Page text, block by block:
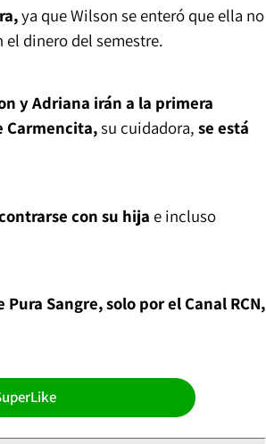
ya que Wilson se enteró que ella no
dinero del semestre.
y Adriana irán a la primera
Carmencita,su cuidadora, se está
con su hija e incluso
Sangre, solo por el Canal RCN,